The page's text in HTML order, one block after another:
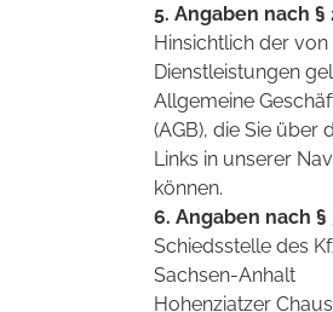
5. Angaben nach §
Hinsichtlich der
Dienstleistungen
Allgemeine
(AGB), die Sie über
Links in unserer
können.
6. Angaben nach §
Schiedsstelle des
Sachsen-Anhalt
Hohenziatzer